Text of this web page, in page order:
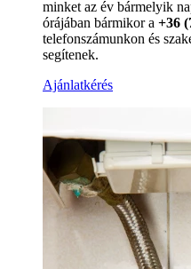
minket az év bármelyik
órájában bármikor a +36
telefonszámunkon és
segítenek.
Ajánlatkérés